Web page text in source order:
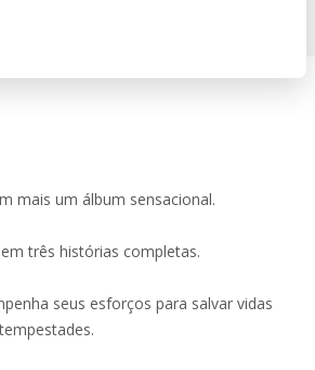
mais um álbum sensacional.
três histórias completas.
seus esforços para salvar vidas